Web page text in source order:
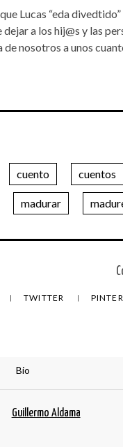
Lucas “eda
a los hij@s y las
nosotros a unos
cuento cuentos
madurar
TWITTER
Bio
Guillermo Aldama